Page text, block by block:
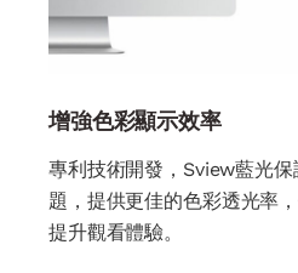
增強色彩顯示效率
專利技術開發，Sview藍光
題，提供更佳的色彩透光率
提升觀看體驗。